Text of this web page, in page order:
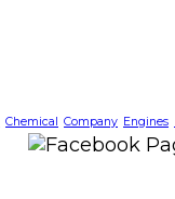
Chemical Company Engines